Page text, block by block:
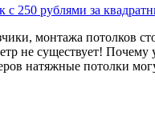
монтажа потолков
не существует! Почему
натяжные потолки